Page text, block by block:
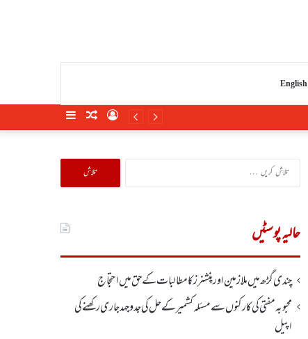
English
SidebarRandomLog
تلاش
کریں
حالیہ پوسٹیں
چندی گڑھ میں ملازمین اور پنشنرز کا مطالبات کے حق میں احتجاج
محبوبہ مفتی کی کارکنوں سے مسئلہ کشمیر کے حل کی جدوجہد جاری رکھنے کی
اپیل